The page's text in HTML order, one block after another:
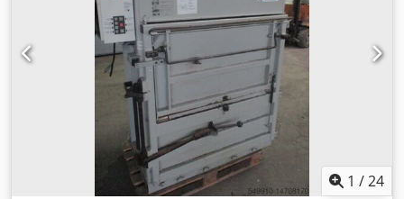
1 /24